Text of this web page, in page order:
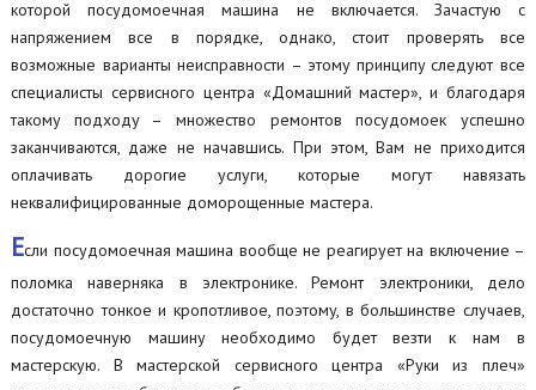
которой посудомоечная машина не включается. Зачастую с
напряжением все в порядке, однако, стоит проверять все
возможные варианты неисправности – этому принципу следуют все
специалисты сервисного центра «Домашний мастер», и благодаря
такому подходу – множество ремонтов посудомоек успешно
заканчиваются, даже не начавшись. При этом, Вам не приходится
оплачивать дорогие услуги, которые могут навязать
неквалифицированные доморощенные мастера.
Если посудомоечная машина вообще не реагирует на включение –
поломка наверняка в электронике. Ремонт электроники, дело
достаточно тонкое и кропотливое, поэтому, в большинстве случаев,
посудомоечную машину необходимо будет везти к нам в
мастерскую. В мастерской сервисного центра «Руки из плеч»